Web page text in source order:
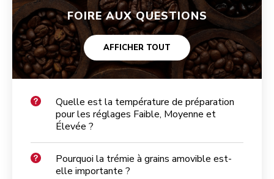
FOIRE AUX QUESTIONS
AFFICHER TOUT
Quelle est la température de préparation
pour les réglages Faible, Moyenne et
Élevée ?
Pourquoi la trémie à grains amovible est-
elle importante ?